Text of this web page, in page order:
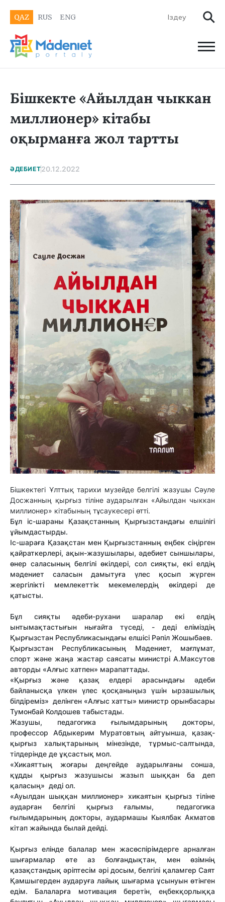
QAZ RUS ENG
Бішкекте «Айылдан чыккан
миллионер» кітабы
оқырманға жол тартты
ӘДЕБИЕТ20.12.2022
Бішкектегі Ұлттық тарихи музейде белгілі жазушы Сәуле
Досжанның қырғыз тіліне аударылған «Айылдан чыккан
миллионер» кітабының тұсаукесері өтті.
Бұл іс-шараны Қазақстанның Қырғызстандағы елшілігі
ұйымдастырды.
Іс-шараға Қазақстан мен Қырғызстанның еңбек сіңірген
қайраткерлері, ақын-жазушылары, әдебиет сыншылары,
өнер саласының белгілі өкілдері, сол сияқты, екі елдің
мәдениет саласын дамытуға үлес қосып жүрген
жергілікті мемлекеттік мекемелердің өкілдері де
қатысты.
Бұл сияқты әдеби-рухани шаралар екі елдің
ынтымақтастығын нығайта түседі, - деді еліміздің
Қырғызстан Республикасындағы елшісі Рәпіл Жошыбаев.
Қырғызстан Республикасының Мәдениет, мағлұмат,
спорт және жаңа жастар саясаты министрі А.Максутов
авторды «Алғыс хатпен» марапаттады.
«Қырғыз және қазақ елдері арасындағы әдеби
байланысқа үлкен үлес қосқаныңыз үшін ырзашылық
білдіреміз» делінген «Алғыс хатты» министр орынбасары
Тумонбай Колдошев табыстады.
Жазушы, педагогика ғылымдарының докторы,
профессор Абдыкерим Муратовтың айтуынша, қазақ-
қырғыз халықтарының мінезінде, тұрмыс-салтында,
тілдерінде де ұқсастық мол.
«Хикаяттың жоғары деңгейде аударылғаны сонша,
құдды қырғыз жазушысы жазып шыққан ба деп
қаласың» деді ол.
«Ауылдан шыққан миллионер» хикаятын қырғыз тіліне
аударған белгілі қырғыз ғалымы, педагогика
ғылымдарының докторы, аудармашы Кыялбак Акматов
кітап жайында былай дейді.
Қырғыз елінде балалар мен жасөспірімдерге арналған
шығармалар өте аз болғандықтан, мен өзімнің
қазақстандық әріптесім әрі досым, белгілі қаламгер Саят
Қамшыгерден аударуға лайық шығарма ұсынуын өтінген
едім. Балаларға мотивация беретін, еңбекқорлыққа